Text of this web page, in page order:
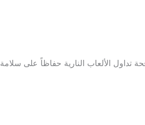
تداول الألعاب النارية حفاظاً على سلامة